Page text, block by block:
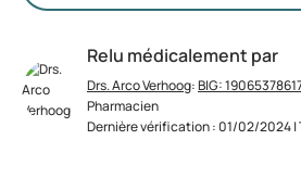
Relu médicalement par
Drs. Arco Verhoog:BIG:
Pharmacien
Dernière vérification : 01/02/2024 |